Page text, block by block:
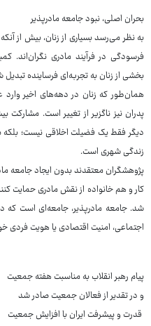
بحران اصلی، نبود جامعه مادرپذیر
به نظر می‌رسد بسیاری از زنان، بیش از
فرسودگی در فرآیند مادری نگران‌اند.
بخشی از زنان به تجربه‌ای فرساینده
همان‌طور که زنان در دهه‌های اخیر
پدران نیز ناگزیر از تغییر است. مشارکت
دیگر فقط یک فضیلت اخلاقی نیست؛ بلکه
زندگی شهری است.
پژوهشگران معتقدند بدون ایجاد جامعه
کار و هم خانواده از نقش مادری حمایت
شد. جامعه مادرپذیر، جامعه‌ای است که
اجتماعی، امنیت اقتصادی یا هویت
پیام رهبر انقلاب به مناسبت هفته جمعیت
و در تقدیر از فعالان جمعیت صادر شد
قدرت و پیشرفت ایران با افزایش جمعیت